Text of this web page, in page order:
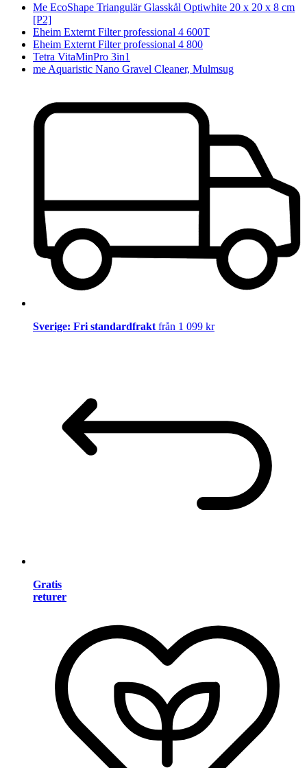
Me EcoShape Triangulär Glasskål Optiwhite 20 x 20 x 8 cm
[P2]
Eheim Externt Filter professional 4 600T
Eheim Externt Filter professional 4 800
Tetra VitaMinPro 3in1
me Aquaristic Nano Gravel Cleaner, Mulmsug
Sverige: Fri standardfrakt från 1 099 kr
Gratis
returer